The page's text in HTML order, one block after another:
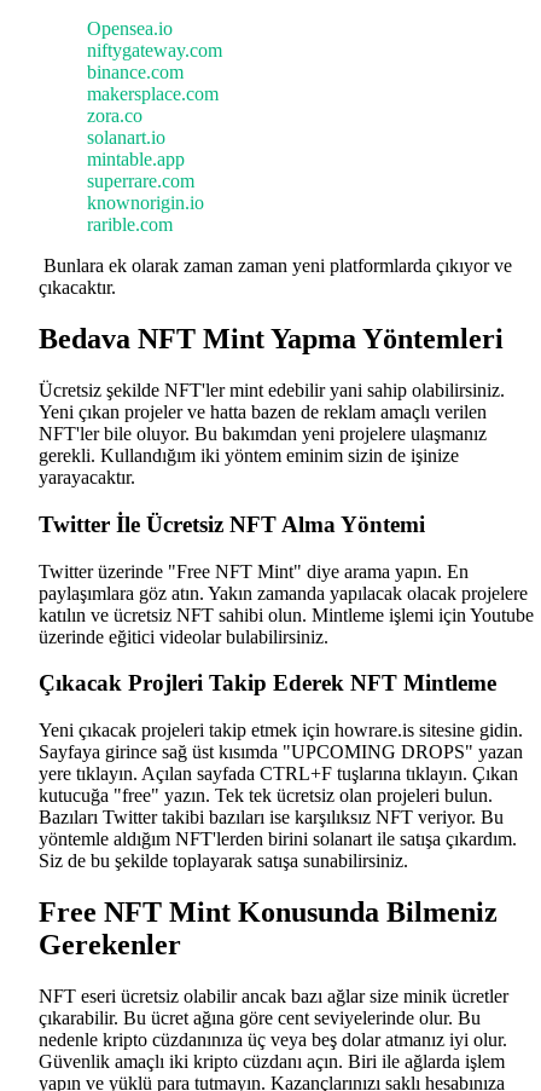
Opensea.io
niftygateway.com
binance.com
makersplace.com
zora.co
solanart.io
mintable.app
superrare.com
knownorigin.io
rarible.com
Bunlara ek olarak zaman zaman yeni platformlarda çıkıyor ve
çıkacaktır.
Bedava NFT Mint Yapma Yöntemleri
Ücretsiz şekilde NFT'ler mint edebilir yani sahip olabilirsiniz.
Yeni çıkan projeler ve hatta bazen de reklam amaçlı verilen
NFT'ler bile oluyor. Bu bakımdan yeni projelere ulaşmanız
gerekli. Kullandığım iki yöntem eminim sizin de işinize
yarayacaktır.
Twitter İle Ücretsiz NFT Alma Yöntemi
Twitter üzerinde "Free NFT Mint" diye arama yapın. En
paylaşımlara göz atın. Yakın zamanda yapılacak olacak projelere
katılın ve ücretsiz NFT sahibi olun. Mintleme işlemi için Youtube
üzerinde eğitici videolar bulabilirsiniz.
Çıkacak Projleri Takip Ederek NFT Mintleme
Yeni çıkacak projeleri takip etmek için howrare.is sitesine gidin.
Sayfaya girince sağ üst kısımda "UPCOMING DROPS" yazan
yere tıklayın. Açılan sayfada CTRL+F tuşlarına tıklayın. Çıkan
kutucuğa "free" yazın. Tek tek ücretsiz olan projeleri bulun.
Bazıları Twitter takibi bazıları ise karşılıksız NFT veriyor. Bu
yöntemle aldığım NFT'lerden birini solanart ile satışa çıkardım.
Siz de bu şekilde toplayarak satışa sunabilirsiniz.
Free NFT Mint Konusunda Bilmeniz
Gerekenler
NFT eseri ücretsiz olabilir ancak bazı ağlar size minik ücretler
çıkarabilir. Bu ücret ağına göre cent seviyelerinde olur. Bu
nedenle kripto cüzdanınıza üç veya beş dolar atmanız iyi olur.
Güvenlik amaçlı iki kripto cüzdanı açın. Biri ile ağlarda işlem
yapın ve yüklü para tutmayın. Kazançlarınızı saklı hesabınıza